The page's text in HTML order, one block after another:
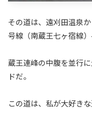
その道は、遠刈田温泉
号線（南蔵王七ヶ宿線
蔵王連峰の中腹を並行
ドだ。
この道は、私が大好きな